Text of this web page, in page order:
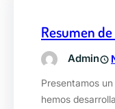
Resumen de
Admin
Presentamos
hemos